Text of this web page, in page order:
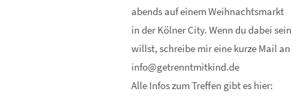
abends auf einem Weihnachtsmarkt
in der Kölner City. Wenn du dabei sein
willst, schreibe mir eine kurze Mail an
info@getrenntmitkind.de
Alle Infos zum Treffen gibt es hier: